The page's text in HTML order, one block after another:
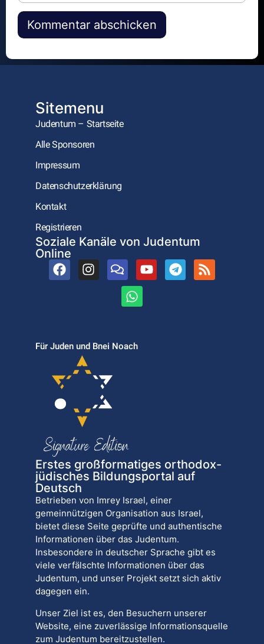
Alternative:
Sitemenu
Judentum – Startseite
Alle Sponsoren
Impressum
Datenschutzerklärung
Kontakt
Registrieren
Soziale Kanäle von Judentum
Online
Für Juden und Bnei Noach
Erstes großformatiges orthodox-
jüdisches Bildungsportal auf
Deutsch
Betrieben von Imrey Israel, einer
gemeinnützigen Organisation aus Israel,
bietet diese Seite geprüfte und authentische
Informationen über das Judentum.
Insbesondere in deutscher Sprache gibt es
viele verfälschte Informationen über das
Judentum, und unser Projekt setzt sich aktiv
dagegen ein.
Unser Ziel ist es, den Besuchern unserer
Website, eine zuverlässige Informationsquelle
zum Judentum bereitzustellen.